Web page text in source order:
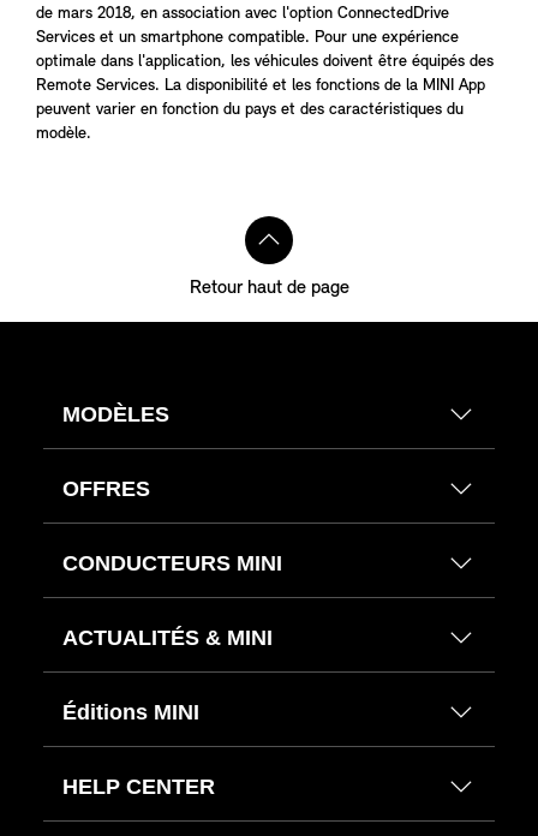
de mars 2018, en association avec l'option ConnectedDrive
Services et un smartphone compatible. Pour une expérience
optimale dans l'application, les véhicules doivent être équipés des
Remote Services. La disponibilité et les fonctions de la MINI App
peuvent varier en fonction du pays et des caractéristiques du
modèle.
Retour haut de page
MODÈLES
OFFRES
CONDUCTEURS MINI
ACTUALITÉS & MINI
Éditions MINI
HELP CENTER